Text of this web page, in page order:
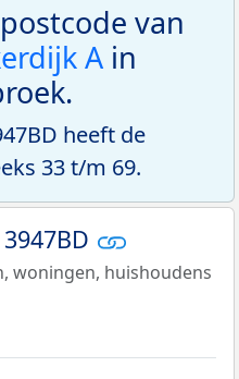
van
A in
heeft de
33 t/m 69.
woningen, huishoudens